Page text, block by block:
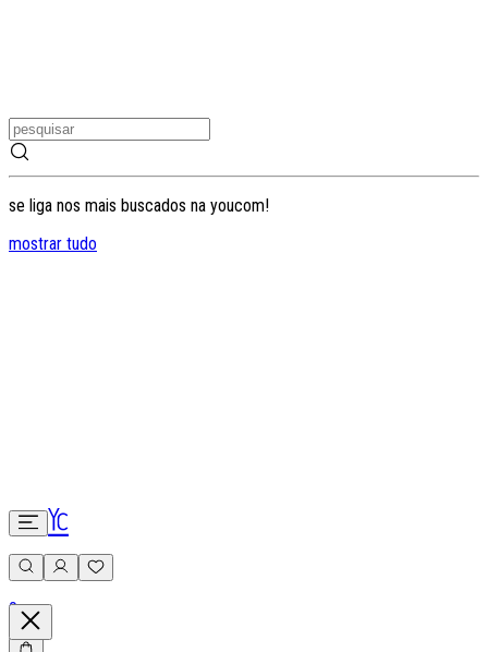
se liga nos mais buscados na youcom!
mostrar tudo
0